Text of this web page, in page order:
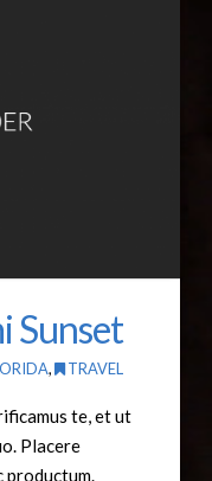
Sunset
, TRAVEL
te, et ut
Placere
productum.